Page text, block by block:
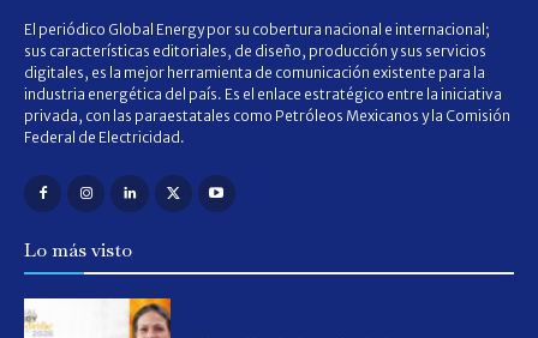
El periódico Global Energy por su cobertura nacional e internacional;
sus características editoriales, de diseño, producción y sus servicios
digitales, es la mejor herramienta de comunicación existente para la
industria energética del país. Es el enlace estratégico entre la iniciativa
privada, con las paraestatales como Petróleos Mexicanos y la Comisión
Federal de Electricidad.
Lo más visto